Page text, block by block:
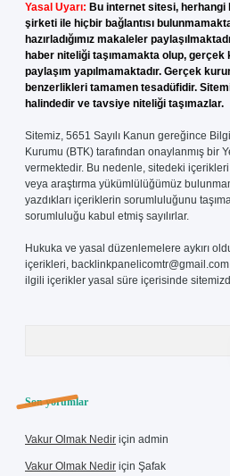
Yasal Uyarı: Bu internet sitesi, herhangi
şirketi ile hiçbir bağlantısı
hazırladığımız makaleler
haber niteliği taşımamakta olup,
paylaşım yapılmamaktadır. Gerçek
benzerlikleri tamamen tesadüfidir.
halindedir ve tavsiye niteliği taşımazlar.
Sitemiz, 5651 Sayılı Kanun gereğince
Kurumu (BTK) tarafından onaylanmış bir
vermektedir. Bu nedenle, sitedeki
veya araştırma yükümlülüğümüz
yazdıkları içeriklerin sorumluluğunu
sorumluluğu kabul etmiş sayılırlar.
Hukuka ve yasal düzenlemelere aykırı
içerikleri, backlinkpanelicomtr@gmail.com
ilgili içerikler yasal süre içerisinde
Son yorumlar
Vakur Olmak Nedir için admin
Vakur Olmak Nedir için Şafak